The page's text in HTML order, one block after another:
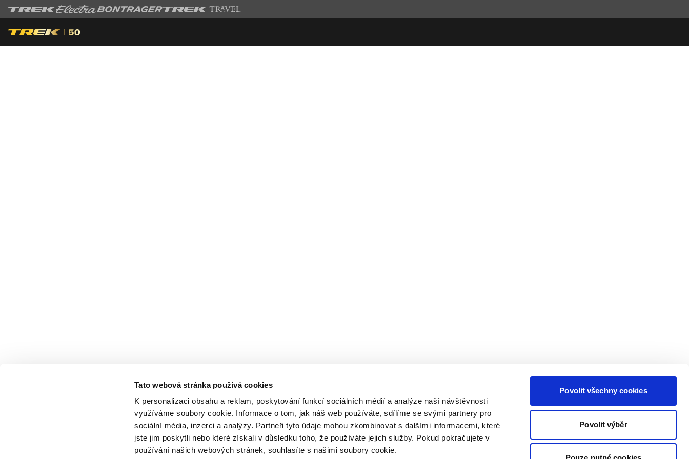
Tato webová stránka používá cookies
K personalizaci obsahu a reklam, poskytování funkcí sociálních médií a analýze naší návštěvnosti
využíváme soubory cookie. Informace o tom, jak náš web používáte, sdílíme se svými partnery pro
sociální média, inzerci a analýzy. Partneři tyto údaje mohou zkombinovat s dalšími informacemi, které
jste jim poskytli nebo které získali v důsledku toho, že používáte jejich služby. Pokud pokračujete v
používání našich webových stránek, souhlasíte s našimi soubory cookie.
Povolit všechny cookies
Povolit výběr